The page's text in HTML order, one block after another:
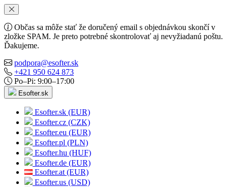
Občas sa môže stať že doručený email s objednávkou skončí v
zložke SPAM. Je preto potrebné skontrolovať aj nevyžiadanú poštu.
Ďakujeme.
podpora@esofter.sk
+421 950 624 873
Po–Pi: 9:00–17:00
Esofter.sk
Esofter.sk (EUR)
Esofter.cz (CZK)
Esofter.eu (EUR)
Esofter.pl (PLN)
Esofter.hu (HUF)
Esofter.de (EUR)
Esofter.at (EUR)
Esofter.us (USD)